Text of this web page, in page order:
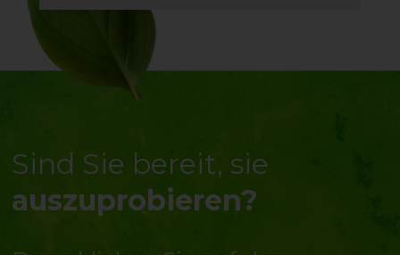
den
stark
Sind Sie bereit, sie
auszuprobieren?